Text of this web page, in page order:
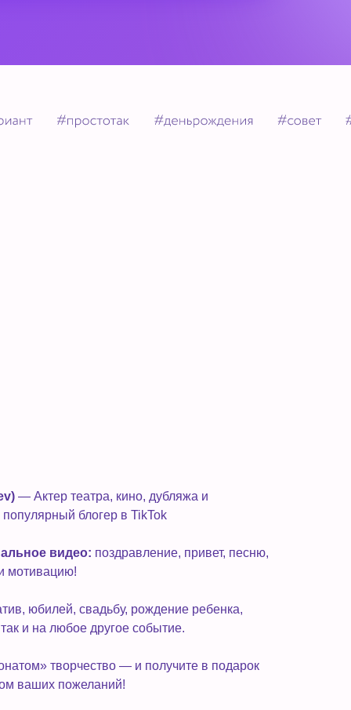
— Актер театра, кино, дубляжа и
блогер в TikTok
видео: поздравление, привет, песню,
мотивацию!
юбилей, свадьбу, рождение ребенка,
и на любое другое событие.
творчество — и получите в подарок
ваших пожеланий!